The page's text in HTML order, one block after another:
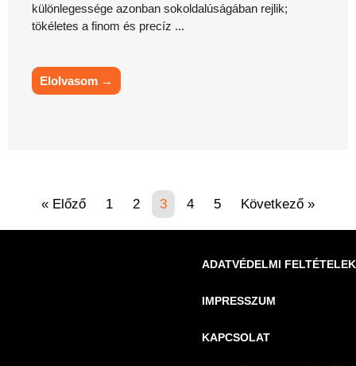
különlegessége azonban sokoldalúságában rejlik;
tökéletes a finom és precíz ...
Elolvasom →
« Előző 1 2 3 4 5 Következő »
ADATVÉDELMI FELTÉTELEK
IMPRESSZUM
KAPCSOLAT